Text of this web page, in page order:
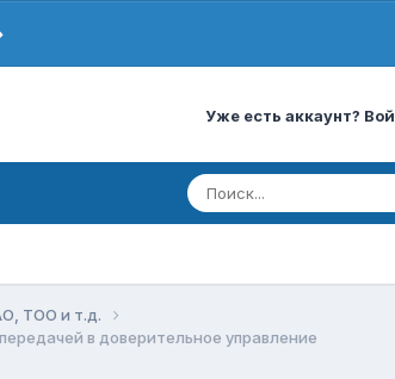
Уже есть аккаунт?
ТОО и т.д.
в доверительное управление